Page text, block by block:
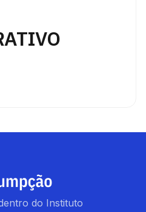
do Instituto